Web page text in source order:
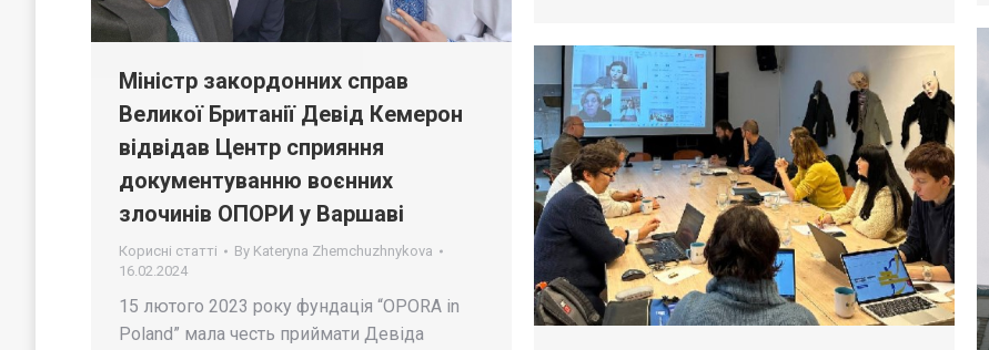
Міністр закордонних справ
Великої Британії Девід Кемерон
відвідав Центр сприяння
документуванню воєнних
злочинів ОПОРИ у Варшаві
Корисні статті By Kateryna Zhemchuzhnykova
16.02.2024
15 лютого 2023 року фундація “OPORA in
Poland” мала честь приймати Девіда